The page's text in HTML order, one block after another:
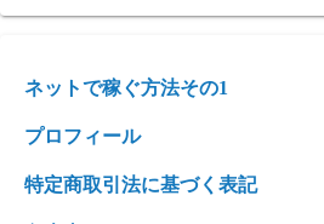
ネットで稼ぐ方法その1
プロフィール
特定商取引法に基づく表記